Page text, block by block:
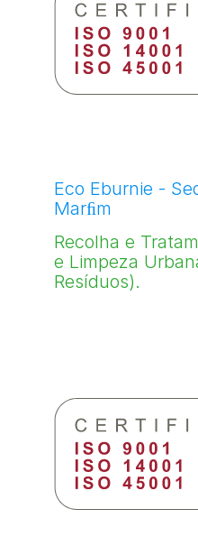
Eco Eburnie -
Marﬁm
Recolha e
e Limpeza
Resíduos).